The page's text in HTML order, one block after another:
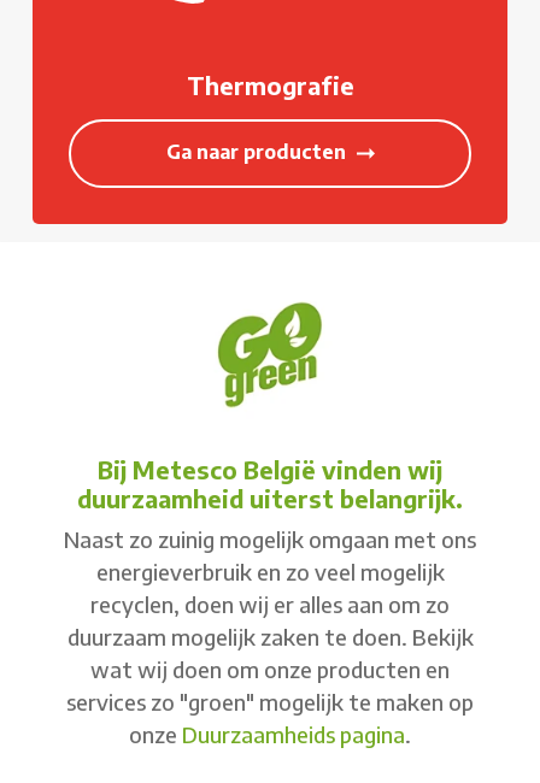
Thermografie
Ga naar producten
Bij Metesco België vinden wij
duurzaamheid uiterst belangrijk.
Naast zo zuinig mogelijk omgaan met ons
energieverbruik en zo veel mogelijk
recyclen, doen wij er alles aan om zo
duurzaam mogelijk zaken te doen. Bekijk
wat wij doen om onze producten en
services zo "groen" mogelijk te maken op
onze Duurzaamheids pagina.